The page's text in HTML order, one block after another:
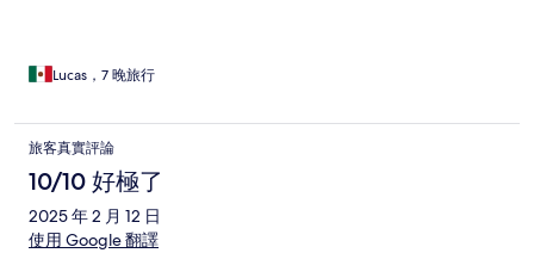
Lucas，7 晚旅行
旅客真實評論
10/10 好極了
2025 年 2 月 12 日
使用 Google 翻譯